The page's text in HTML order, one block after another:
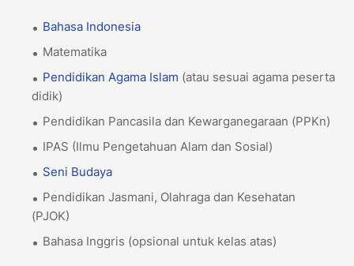
Bahasa Indonesia
Matematika
Pendidikan Agama Islam (atau sesuai agama peserta
didik)
Pendidikan Pancasila dan Kewarganegaraan (PPKn)
IPAS (Ilmu Pengetahuan Alam dan Sosial)
Seni Budaya
Pendidikan Jasmani, Olahraga dan Kesehatan
(PJOK)
Bahasa Inggris (opsional untuk kelas atas)